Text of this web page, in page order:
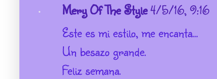
Mery Of The Style4/5/16, 9:16
Este es mi estilo, me encanta...
Un besazo grande.
Feliz semana.